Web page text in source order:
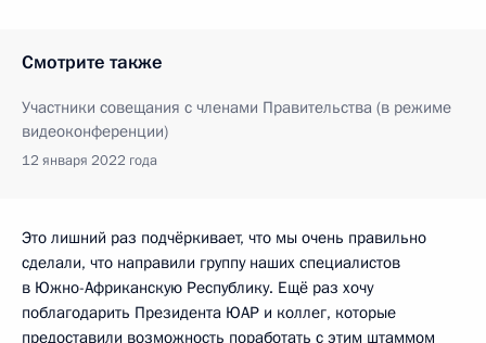
Смотрите также
Участники совещания с членами Правительства (в режиме
видеоконференции)
12 января 2022 года
Это лишний раз подчёркивает, что мы очень правильно
сделали, что направили группу наших специалистов
в Южно-Африканскую Республику. Ещё раз хочу
поблагодарить Президента ЮАР и коллег, которые
предоставили возможность поработать с этим штаммом